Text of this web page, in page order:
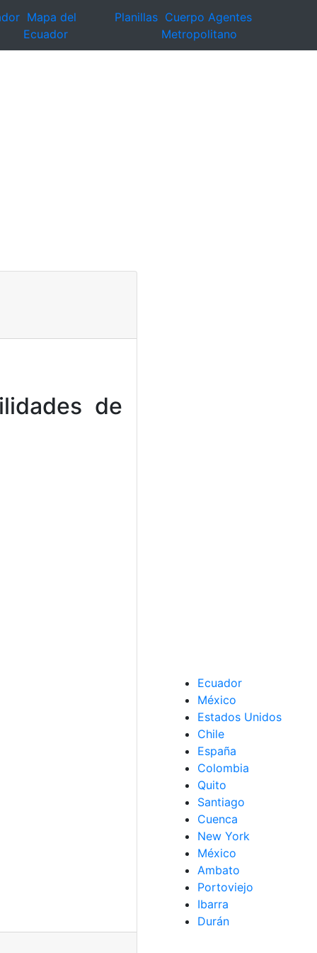
Mapa del
Ecuador
Planillas Cuerpo Agentes
Metropolitano
de
Ecuador
México
Estados Unidos
Chile
España
Colombia
Quito
Santiago
Cuenca
New York
México
Ambato
Portoviejo
Ibarra
Durán